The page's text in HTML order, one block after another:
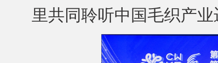
里共同聆听中国毛织产